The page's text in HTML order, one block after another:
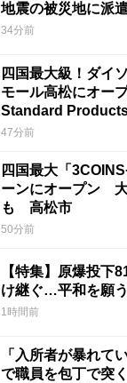
地震の被災地に派
34分前
四国最大級！ダイ
モール高松にオー
Standard
香川県初
47分前
四国最大「
ーンにオープン
も 高松市
50分前
【特集】原爆投
け継ぐ…平和を願
1時間前
「入所者が暴れて
で職員を包丁で突